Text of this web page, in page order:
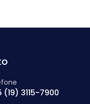
(19) 3115-7900